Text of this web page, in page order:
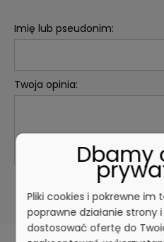
Imię lub pseudonim:
Twoja opinia:
Dbamy
Pliki cookies i pokrewne im
poprawne działanie strony
dostosować ofertę do